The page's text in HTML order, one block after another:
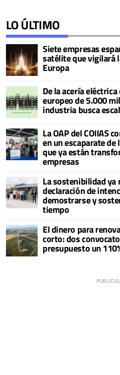
LO ÚLTIMO
Siete empresas
satélite que vigilará
Europa
De la acería
europeo de 5.000
industria busca
La OAP del COIIAS
en un escaparate
que ya están
empresas
La sostenibilidad ya
declaración de
demostrarse y
tiempo
El dinero para
corto: dos
presupuesto un